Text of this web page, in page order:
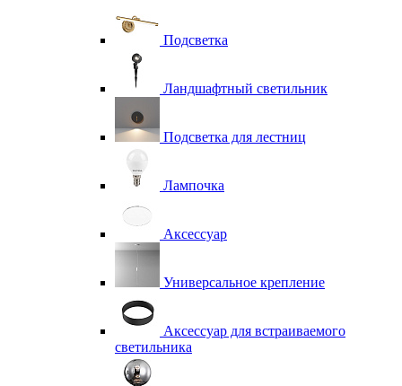
Подсветка
Ландшафтный светильник
Подсветка для лестниц
Лампочка
Аксессуар
Универсальное крепление
Аксессуар для встраиваемого
светильника